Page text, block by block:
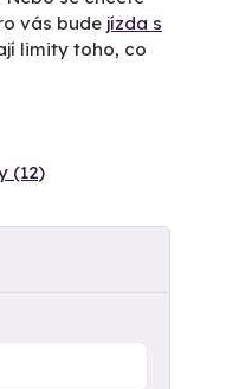
vás bude jízda s
limity toho, co
(12)